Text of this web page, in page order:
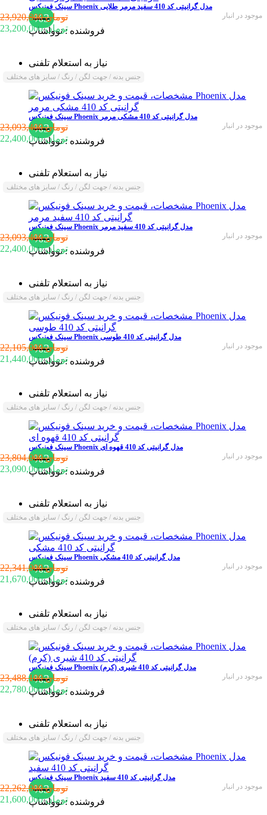
سینک فونیکس Phoenix مدل گرانیتی کد 410 سفید مرمر طلایی
موجود در انبار
%323,920,800 تومان
23,200,000 تومانفروشنده :نوواشاپ
نیاز به استعلام تلفنی
جنس بدنه / جهت لگن / رنگ / سایز های مختلف
سینک فونیکس Phoenix مدل گرانیتی کد 410 مشکی مرمر
موجود در انبار
%323,093,400 تومان
22,400,000 تومانفروشنده :نوواشاپ
نیاز به استعلام تلفنی
جنس بدنه / جهت لگن / رنگ / سایز های مختلف
سینک فونیکس Phoenix مدل گرانیتی کد 410 سفید مرمر
موجود در انبار
%323,093,400 تومان
22,400,000 تومانفروشنده :نوواشاپ
نیاز به استعلام تلفنی
جنس بدنه / جهت لگن / رنگ / سایز های مختلف
سینک فونیکس Phoenix مدل گرانیتی کد 410 طوسی
موجود در انبار
%322,105,000 تومان
21,440,000 تومانفروشنده :نوواشاپ
نیاز به استعلام تلفنی
جنس بدنه / جهت لگن / رنگ / سایز های مختلف
سینک فونیکس Phoenix مدل گرانیتی کد 410 قهوه ای
موجود در انبار
%323,804,000 تومان
23,090,000 تومانفروشنده :نوواشاپ
نیاز به استعلام تلفنی
جنس بدنه / جهت لگن / رنگ / سایز های مختلف
سینک فونیکس Phoenix مدل گرانیتی کد 410 مشکی
موجود در انبار
%322,341,900 تومان
21,670,000 تومانفروشنده :نوواشاپ
نیاز به استعلام تلفنی
جنس بدنه / جهت لگن / رنگ / سایز های مختلف
سینک فونیکس Phoenix مدل گرانیتی کد 410 شیری (کرم)
موجود در انبار
%323,488,100 تومان
22,780,000 تومانفروشنده :نوواشاپ
نیاز به استعلام تلفنی
جنس بدنه / جهت لگن / رنگ / سایز های مختلف
سینک فونیکس Phoenix مدل گرانیتی کد 410 سفید
موجود در انبار
%322,262,900 تومان
21,600,000 تومانفروشنده :نوواشاپ